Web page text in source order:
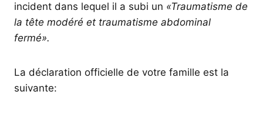
incident dans lequel il a subi un «Traumatisme de
la tête modéré et traumatisme abdominal
fermé».
La déclaration officielle de votre famille est la
suivante: